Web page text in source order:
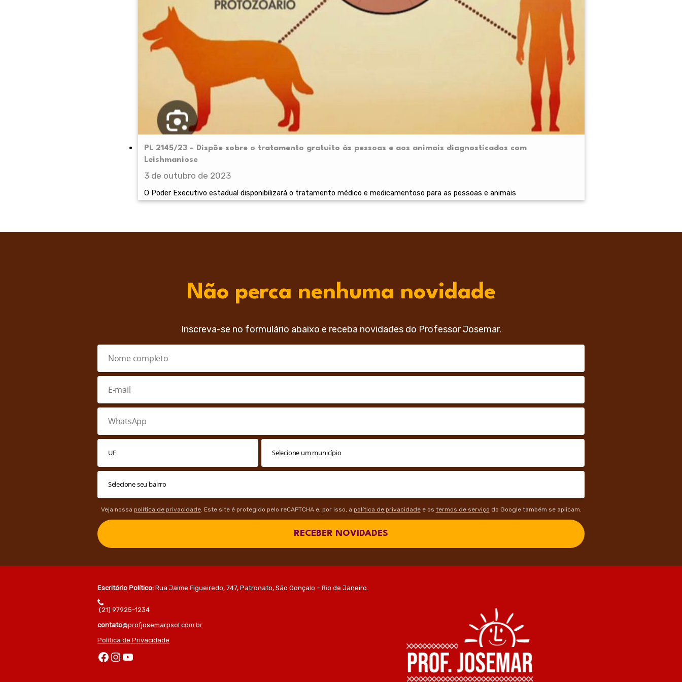
PL 2145/23 – Dispõe sobre o tratamento gratuito às pessoas e aos animais diagnosticados com
Leishmaniose
3 de outubro de 2023
O Poder Executivo estadual disponibilizará o tratamento médico e medicamentoso para as pessoas e animais
Não perca nenhuma novidade
Inscreva-se no formulário abaixo e receba novidades do Professor Josemar.
Veja nossa política de privacidade. Este site é protegido pelo reCAPTCHA e, por isso, a política de privacidadee os termos de serviço do Google também se aplicam.
RECEBER NOVIDADES
Escritório Político: Rua Jaime Figueiredo, 747, Patronato, São Gonçalo – Rio de Janeiro.
(21) 97925-1234
contato@profjosemarpsol.com.br
Política de Privacidade
Facebook Instagram Youtube